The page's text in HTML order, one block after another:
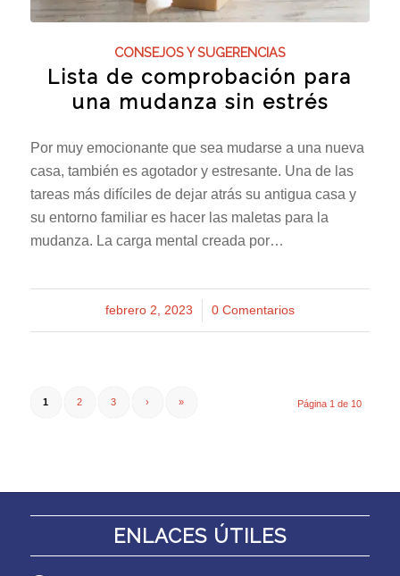
CONSEJOS Y SUGERENCIAS
Lista de comprobación para
una mudanza sin estrés
Por muy emocionante que sea mudarse a una nueva
casa, también es agotador y estresante. Una de las
tareas más difíciles de dejar atrás su antigua casa y
su entorno familiar es hacer las maletas para la
mudanza. La carga mental creada por…
febrero 2, 2023
/ 0 Comentarios
Página 1 de 10
1 2 3 › »
ENLACES ÚTILES